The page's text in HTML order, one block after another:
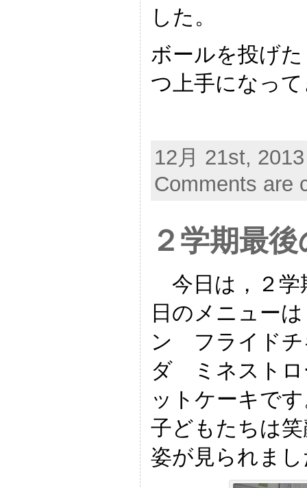
した。
ボールを投げ
つ上手になっ
12月 21st,
Comments are
２学期最
今日は，２学
日のメニュー
ン フライド
ダ ミネスト
ットケーキで
子どもたちは
姿が見られま